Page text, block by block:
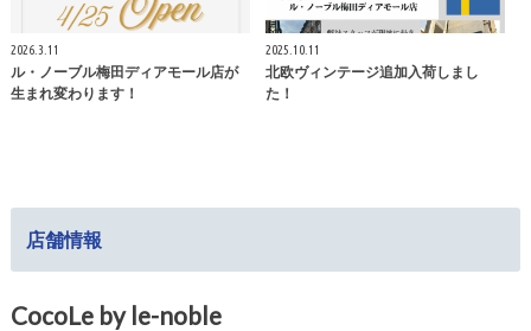
2026.3.11
ル・ノーブル梅田ディアモール店が
生まれ変わります！
2025.10.11
北欧ヴィンテージ追加入荷しまし
た！
店舗情報
CocoLe by le-noble